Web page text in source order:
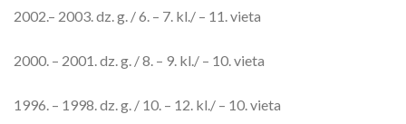
2002.– 2003. dz. g. / 6. – 7. kl./ – 11. vieta
2000. – 2001. dz. g. / 8. – 9. kl./ – 10. vieta
1996. – 1998. dz. g. / 10. – 12. kl./ – 10. vieta